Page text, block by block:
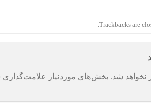
Trackbacks are
.
نخواهد شد. بخش‌های موردنیاز علامت‌گذاری